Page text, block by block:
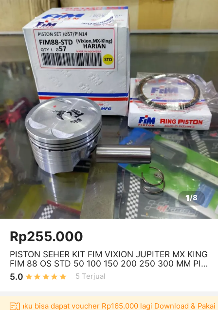
1/8
Rp255.000
PISTON SEHER KIT FIM VIXION JUPITER MX KING
FIM 88 OS STD 50 100 150 200 250 300 MM PIN
14
5.0 5 Terjual
bisa dapat voucher Rp165.000 lagi Download & Pakai！